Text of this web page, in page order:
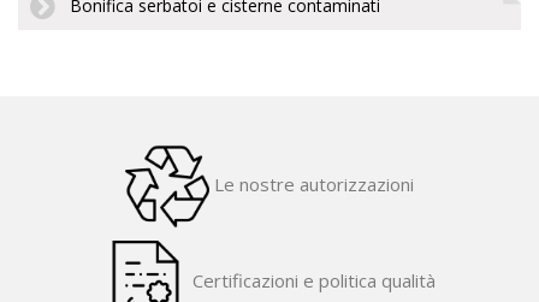
Bonifica serbatoi e cisterne contaminati
Le nostre autorizzazioni
Certificazioni e politica qualità